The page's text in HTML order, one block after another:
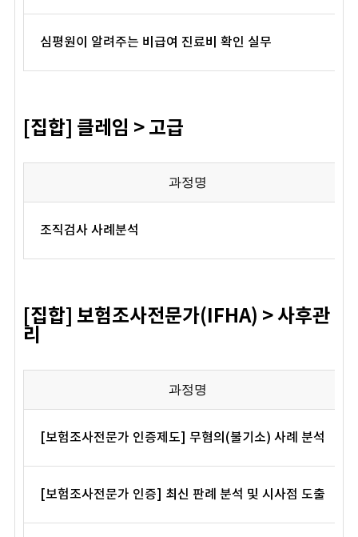
심평원이 알려주는 비급여 진료비 확인 실무
[집합] 클레임 > 고급
과정명
조직검사 사례분석
[집합] 보험조사전문가(IFHA) > 사후관
리
과정명
[보험조사전문가 인증제도] 무혐의(불기소) 사례 분석
[보험조사전문가 인증] 최신 판례 분석 및 시사점 도출